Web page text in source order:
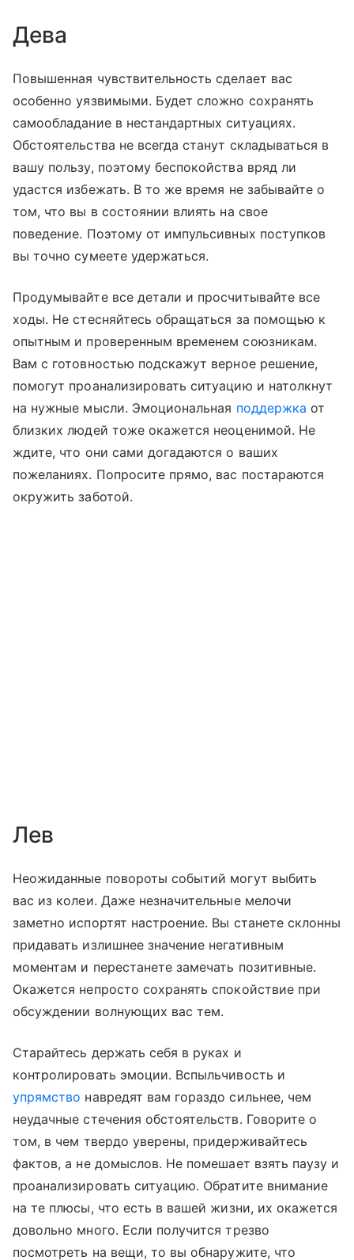
Дева
Повышенная чувствительность сделает вас
особенно уязвимыми. Будет сложно сохранять
самообладание в нестандартных ситуациях.
Обстоятельства не всегда станут складываться в
вашу пользу, поэтому беспокойства вряд ли
удастся избежать. В то же время не забывайте о
том, что вы в состоянии влиять на свое
поведение. Поэтому от импульсивных поступков
вы точно сумеете удержаться.
Продумывайте все детали и просчитывайте все
ходы. Не стесняйтесь обращаться за помощью к
опытным и проверенным временем союзникам.
Вам с готовностью подскажут верное решение,
помогут проанализировать ситуацию и натолкнут
на нужные мысли. Эмоциональная поддержка от
близких людей тоже окажется неоценимой. Не
ждите, что они сами догадаются о ваших
пожеланиях. Попросите прямо, вас постараются
окружить заботой.
Лев
Неожиданные повороты событий могут выбить
вас из колеи. Даже незначительные мелочи
заметно испортят настроение. Вы станете склонны
придавать излишнее значение негативным
моментам и перестанете замечать позитивные.
Окажется непросто сохранять спокойствие при
обсуждении волнующих вас тем.
Старайтесь держать себя в руках и
контролировать эмоции. Вспыльчивость и
упрямство навредят вам гораздо сильнее, чем
неудачные стечения обстоятельств. Говорите о
том, в чем твердо уверены, придерживайтесь
фактов, а не домыслов. Не помешает взять паузу и
проанализировать ситуацию. Обратите внимание
на те плюсы, что есть в вашей жизни, их окажется
довольно много. Если получится трезво
посмотреть на вещи, то вы обнаружите, что